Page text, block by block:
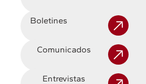
Boletines
Comunicados
Entrevistas